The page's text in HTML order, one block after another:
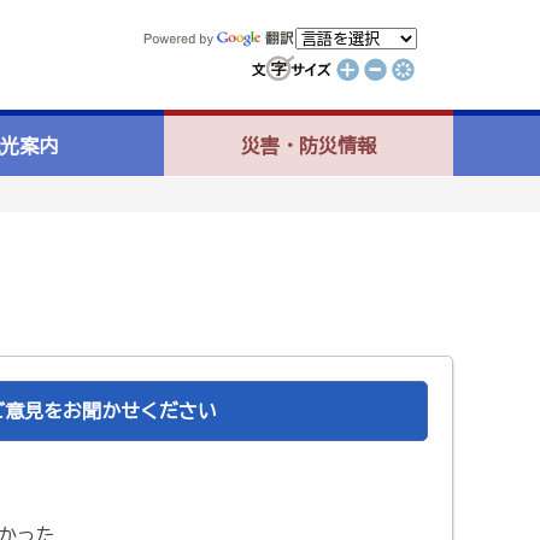
案内 災害・防災情報
見をお聞かせください
った